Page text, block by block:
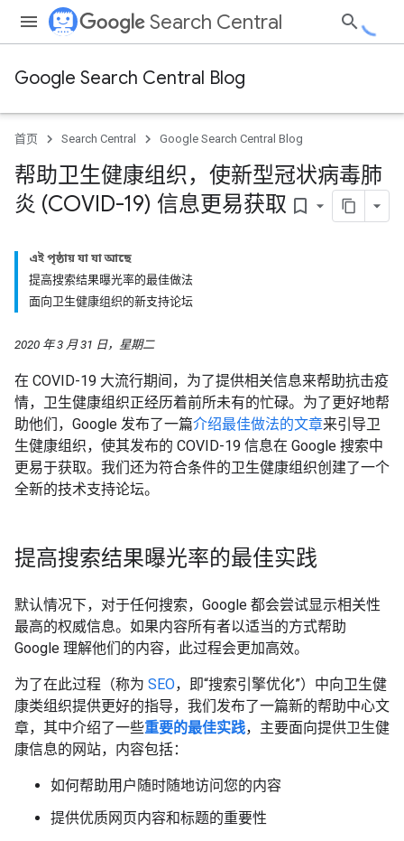
Search Central
Google Search Central Blog
首页 Search Central Google Search Central Blog
帮助卫生健康组织，使新型冠状病毒肺
炎 (COVID-19) 信息更易获取 bookmark_border
এই পৃষ্ঠায় যা যা আছে
提高搜索结果曝光率的最佳做法
面向卫生健康组织的新支持论坛
2020 年 3 月 31 日，星期二
在 COVID-19 大流行期间，为了提供相关信息来帮助抗击疫
情，卫生健康组织正经历着前所未有的忙碌。为了更好地帮
助他们，Google 发布了一篇介绍最佳做法的文章来引导卫
生健康组织，使其发布的 COVID-19 信息在 Google 搜索中
更易于获取。我们还为符合条件的卫生健康组织创建了一个
全新的技术支持论坛。
提高搜索结果曝光率的最佳实践
默认情况下，对于任何搜索，Google 都会尝试显示相关性
最高的权威信息。如果内容所有者以适当的方式帮助
Google 理解他们的内容，此过程会更加高效。
为了在此过程（称为 SEO，即“搜索引擎优化”）中向卫生健
康类组织提供更好的指导，我们发布了一篇新的帮助中心文
章，其中介绍了一些重要的最佳实践，主要面向提供卫生健
康信息的网站，内容包括：
如何帮助用户随时随地访问您的内容
提供优质网页内容和标题的重要性